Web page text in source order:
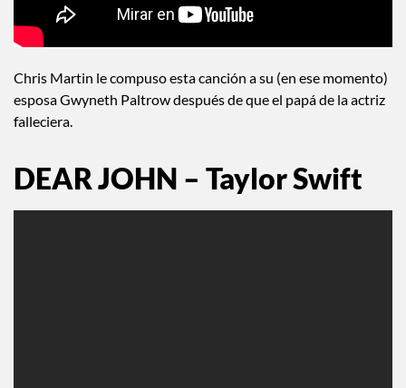
Chris Martin le compuso esta canción a su (en ese momento)
esposa Gwyneth Paltrow después de que el papá de la actriz
falleciera.
DEAR JOHN – Taylor Swift